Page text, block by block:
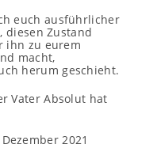
euch ausführlicher
diesen Zustand
ihn zu eurem
macht,
herum geschieht.
Vater Absolut hat
2021